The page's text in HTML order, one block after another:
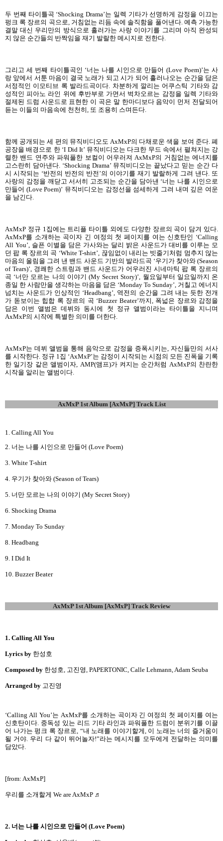
두 번째 타이틀곡 ‘Shocking Drama’는 일렉 기타가 선명하게 감정을 이끄는
펑크 록 장르의 곡으로, 거침없는 리듬 속에 솔직함을 풀어낸다. 예측 가능한
결말 대신 우리만의 방식으로 흘러가는 사랑 이야기를 그리며 아직 완성되
지 않은 순간들의 반짝임을 재기 발랄한 메시지로 전한다.
그리고 세 번째 타이틀곡인 ‘너는 나를 시인으로 만들어 (Love Poem)’는 사
랑 앞에서 서툰 마음이 결국 노래가 되고 시가 되어 흘러나오는 순간을 담은
서정적인 이모티브 록 발라드곡이다. 차분하게 깔리는 어쿠스틱 기타와 감
성적인 피아노 라인 위에 후반부로 가면서 벅차오르는 감정을 일렉 기타와
절제된 드럼 사운드로 표현한 이 곡은 말 한마디보다 음악이 먼저 전달되어
듣는 이들의 마음속에 천천히, 또 조용히 스며든다.
함께 공개되는 세 편의 뮤직비디오도 AxMxP의 다채로운 색을 보여 준다. 폐
공장을 배경으로 한 ‘I Did It’ 뮤직비디오는 다크한 무드 속에서 펼쳐지는 강
렬한 밴드 연주와 파워풀한 보컬이 어우러져 AxMxP의 거침없는 에너지를
고스란히 담아낸다. ‘Shocking Drama’ 뮤직비디오는 끝났다고 믿는 순간 다
시 시작되는 ‘반전의 반전의 반전’의 이야기를 재기 발랄하게 그려 낸다. 또
사랑의 감정을 깨닫고 서서히 고조되는 순간을 담아낸 ‘너는 나를 시인으로
만들어 (Love Poem)’ 뮤직비디오는 감정선을 섬세하게 그려 내며 깊은 여운
을 남긴다.
AxMxP 정규 1집에는 트리플 타이틀 외에도 다양한 장르의 곡이 담겨 있다.
AxMxP를 소개하는 곡이자 긴 여정의 첫 페이지를 여는 신호탄인 ‘Calling
All You’, 슬픈 이별을 담은 가사와는 달리 밝은 사운드가 대비를 이루는 모
던 팝 록 장르의 곡 ‘White T-shirt’, 끊임없이 내리는 빗줄기처럼 멈추지 않는
마음의 울림을 그려 낸 밴드 사운드 기반의 발라드곡 ‘우기가 찾아와 (Season
of Tears)’, 경쾌한 스트링과 밴드 사운드가 어우러진 시네마틱 팝 록 장르의
곡 ‘너만 모르는 나의 이야기 (My Secret Story)’, 월요일부터 일요일까지 온
종일 한 사람만을 생각하는 마음을 담은 ‘Monday To Sunday’, 거칠고 에너지
넘치는 사운드가 인상적인 ‘Headbang’, 역전의 순간을 그려 내는 듯한 전개
가 돋보이는 힙합 록 장르의 곡 ‘Buzzer Beater’까지, 폭넓은 장르와 감정을
담은 이번 앨범은 데뷔와 동시에 첫 정규 앨범이라는 타이틀을 지니며
AxMxP의 시작에 특별한 의미를 더한다.
AxMxP는 데뷔 앨범을 통해 음악으로 감정을 증폭시키는, 자신들만의 서사
를 시작한다. 정규 1집 ‘AxMxP’는 감정이 시작되는 시점의 모든 진폭을 기록
한 일기장 같은 앨범이자, AMP(앰프)가 켜지는 순간처럼 AxMxP의 찬란한
시작을 알리는 앨범이다.
AxMxP 1st Album [AxMxP] Track List
1. Calling All You
2. 너는 나를 시인으로 만들어 (Love Poem)
3. White T-shirt
4. 우기가 찾아와 (Season of Tears)
5. 너만 모르는 나의 이야기 (My Secret Story)
6. Shocking Drama
7. Monday To Sunday
8. Headbang
9. I Did It
10. Buzzer Beater
AxMxP 1st Album [AxMxP] Track Review
1. Calling All You
Lyrics by 한성호
Composed by 한성호, 고진영, PAPERTONIC, Calle Lehmann, Adam Seuba
Arranged by 고진영
‘Calling All You’는 AxMxP를 소개하는 곡이자 긴 여정의 첫 페이지를 여는
신호탄이다. 중독성 있는 리드 기타 라인과 파워풀한 드럼이 분위기를 이끌
어 나가는 펑크 록 장르로, “내 노래를 이야기할게, 이 노래는 너의 즐거움이
될 거야. 우리 다 같이 뛰어놀자!”라는 메시지를 모두에게 전달하는 의미를
담았다.
[from: AxMxP]
우리를 소개할게 We are AxMxP ♬
2. 너는 나를 시인으로 만들어 (Love Poem)